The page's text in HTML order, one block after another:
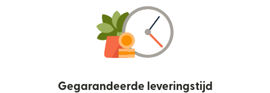
Gegarandeerde leveringstijd